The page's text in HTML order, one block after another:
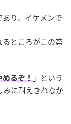
り、イケメンで
るところがこの第
るぞ！
」という
みに耐えきれなか